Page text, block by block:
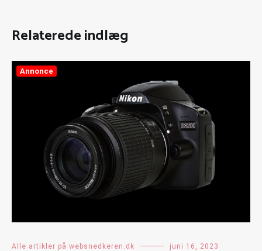
Relaterede indlæg
Annonce
Alle artikler på websnedkeren.dk juni 16, 2023